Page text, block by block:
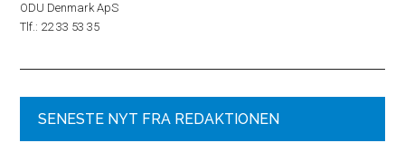
ODU Denmark ApS
Tlf.: 22 33 53 35
SENESTE NYT FRA REDAKTIONEN